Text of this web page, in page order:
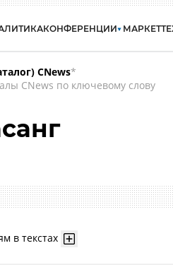
КОНФЕРЕНЦИИ МАРКЕТ
CNews*
CNews по ключевому слову
в текстах